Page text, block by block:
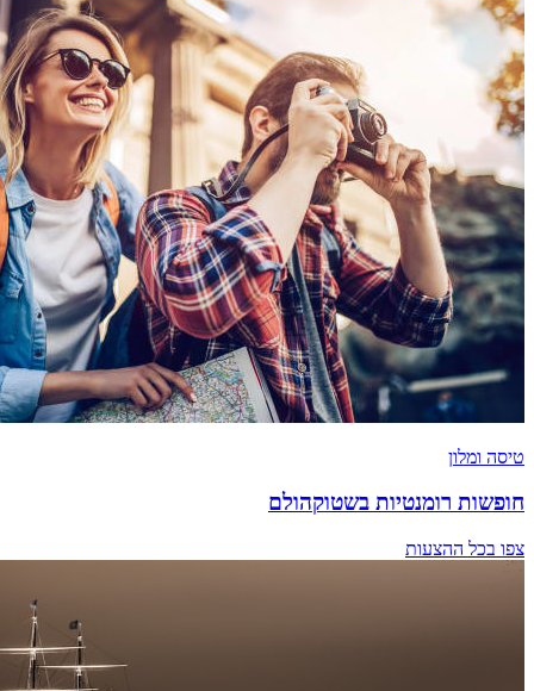
טיסה ומלון
חופשות רומנטיות בשטוקהולם
צפו בכל ההצעות